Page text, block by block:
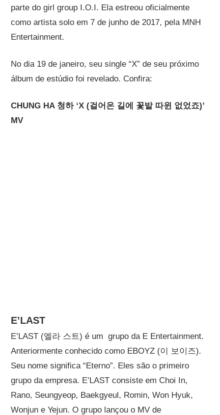
parte do girl group I.O.I. Ela estreou oficialmente
como artista solo em 7 de junho de 2017, pela MNH
Entertainment.
No dia 19 de janeiro, seu single “X” de seu próximo
álbum de estúdio foi revelado. Confira:
CHUNG HA 청하 ‘X (걸어온 길에 꽃밭 따윈 없었죠)’
MV
E’LAST
E’LAST (엘라 스트) é um grupo da E Entertainment.
Anteriormente conhecido como EBOYZ (이 보이즈).
Seu nome significa “Eterno”. Eles são o primeiro
grupo da empresa. E’LAST consiste em Choi In,
Rano, Seungyeop, Baekgyeul, Romin, Won Hyuk,
Wonjun e Yejun. O grupo lançou o MV de